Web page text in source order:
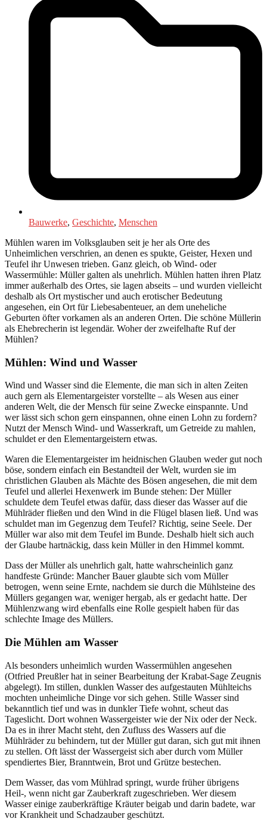
Bauwerke, Geschichte, Menschen
Mühlen waren im Volksglauben seit je her als Orte des
Unheimlichen verschrien, an denen es spukte, Geister, Hexen und
Teufel ihr Unwesen trieben. Ganz gleich, ob Wind- oder
Wassermühle: Müller galten als unehrlich. Mühlen hatten ihren Platz
immer außerhalb des Ortes, sie lagen abseits – und wurden vielleicht
deshalb als Ort mystischer und auch erotischer Bedeutung
angesehen, ein Ort für Liebesabenteuer, an dem uneheliche
Geburten öfter vorkamen als an anderen Orten. Die schöne Müllerin
als Ehebrecherin ist legendär. Woher der zweifelhafte Ruf der
Mühlen?
Mühlen: Wind und Wasser
Wind und Wasser sind die Elemente, die man sich in alten Zeiten
auch gern als Elementargeister vorstellte – als Wesen aus einer
anderen Welt, die der Mensch für seine Zwecke einspannte. Und
wer lässt sich schon gern einspannen, ohne einen Lohn zu fordern?
Nutzt der Mensch Wind- und Wasserkraft, um Getreide zu mahlen,
schuldet er den Elementargeistern etwas.
Waren die Elementargeister im heidnischen Glauben weder gut noch
böse, sondern einfach ein Bestandteil der Welt, wurden sie im
christlichen Glauben als Mächte des Bösen angesehen, die mit dem
Teufel und allerlei Hexenwerk im Bunde stehen: Der Müller
schuldete dem Teufel etwas dafür, dass dieser das Wasser auf die
Mühlräder fließen und den Wind in die Flügel blasen ließ. Und was
schuldet man im Gegenzug dem Teufel? Richtig, seine Seele. Der
Müller war also mit dem Teufel im Bunde. Deshalb hielt sich auch
der Glaube hartnäckig, dass kein Müller in den Himmel kommt.
Dass der Müller als unehrlich galt, hatte wahrscheinlich ganz
handfeste Gründe: Mancher Bauer glaubte sich vom Müller
betrogen, wenn seine Ernte, nachdem sie durch die Mühlsteine des
Müllers gegangen war, weniger hergab, als er gedacht hatte. Der
Mühlenzwang wird ebenfalls eine Rolle gespielt haben für das
schlechte Image des Müllers.
Die Mühlen am Wasser
Als besonders unheimlich wurden Wassermühlen angesehen
(Otfried Preußler hat in seiner Bearbeitung der Krabat-Sage Zeugnis
abgelegt). Im stillen, dunklen Wasser des aufgestauten Mühlteichs
mochten unheimliche Dinge vor sich gehen. Stille Wasser sind
bekanntlich tief und was in dunkler Tiefe wohnt, scheut das
Tageslicht. Dort wohnen Wassergeister wie der Nix oder der Neck.
Da es in ihrer Macht steht, den Zufluss des Wassers auf die
Mühlräder zu behindern, tut der Müller gut daran, sich gut mit ihnen
zu stellen. Oft lässt der Wassergeist sich aber durch vom Müller
spendiertes Bier, Branntwein, Brot und Grütze bestechen.
Dem Wasser, das vom Mühlrad springt, wurde früher übrigens
Heil-, wenn nicht gar Zauberkraft zugeschrieben. Wer diesem
Wasser einige zauberkräftige Kräuter beigab und darin badete, war
vor Krankheit und Schadzauber geschützt.